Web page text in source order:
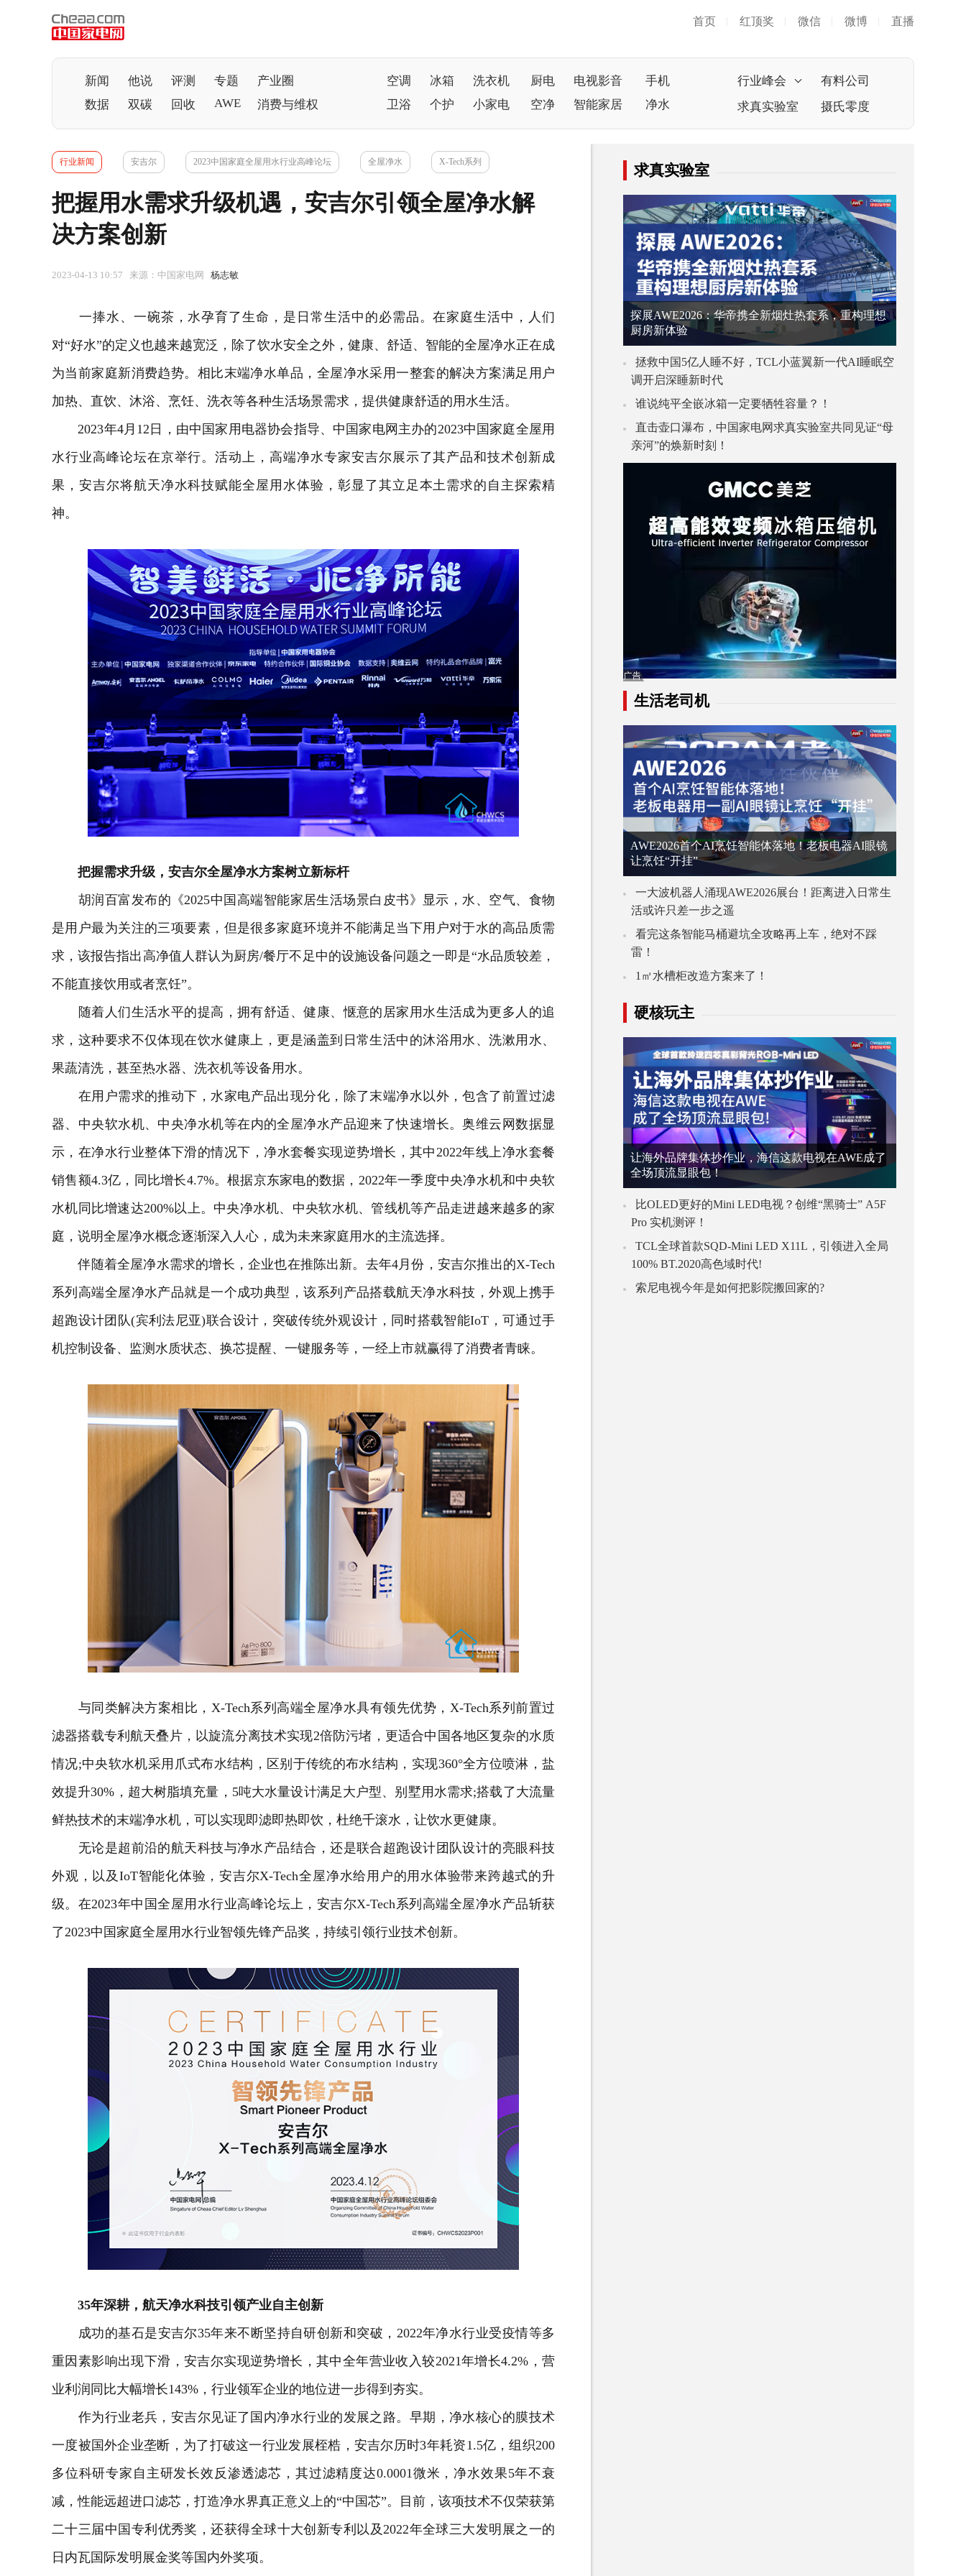
首页 红顶奖 微信 微博 直播
新闻 他说 评测 专题
产业圈
数据
双碳 回收 AWE 消费与维权
空调 冰箱 洗衣机 厨电 电视影音
手机
卫浴
个护 小家电 空净 智能家居 净水
行业峰会
有料公司
求真实验室
摄氏零度
行业新闻 安吉尔 2023中国家庭全屋用水行业高峰论坛 全屋净水 X-Tech系列
把握用水需求升级机遇，安吉尔引领全屋净水解
决方案创新
2023-04-13 10:57 来源：中国家电网 杨志敏
一捧水、一碗茶，水孕育了生命，是日常生活中的必需品。在家庭生活中，人们
对“好水”的定义也越来越宽泛，除了饮水安全之外，健康、舒适、智能的全屋净水正在成
为当前家庭新消费趋势。相比末端净水单品，全屋净水采用一整套的解决方案满足用户
加热、直饮、沐浴、烹饪、洗衣等各种生活场景需求，提供健康舒适的用水生活。
2023年4月12日，由中国家用 电器协会指导、 中国家电网 主办的2023中国家庭全屋用
水行业高峰论坛在京举行。活动上，高端净水专家安吉尔展示了其产品和技术创新成
果，安吉尔将航天净水科技赋能全屋用水体验，彰显了其立足本土需求的自主探索精
神。
把握需求升级，安吉尔全屋净水方案树立新标杆
胡润百富发布的《2025中国高端智能家居生活场景白皮书》显示，水、空气、食物
是用户最为关注的三项要素，但是很多家庭环境并不能满足当下用户对于水的高品质需
求，该报告指出高净值人群认为厨房/餐厅不足中的设施设备问题之一即是“水品质较差，
不能直接饮用或者烹饪”。
随着人们生活水平的提高，拥有舒适、健康、惬意的居家用水生活成为更多人的追
求，这种要求不仅体现在饮水健康上，更是涵盖到日常生活中的沐浴用水、洗漱用水、
果蔬清洗，甚至热水器、 洗衣机等设备用水。
在用户需求的推动下，水家电产品出现分化，除了末端净水以外，包含了前置过滤
器、中央软水机、中央净水机等在内的全屋净水产品迎来了快速增长。奥维云网数据显
示，在净水行业整体下滑的情况下，净水套餐实现逆势增长，其中2022年线上净水套餐
销售额4.3亿，同比增长4.7%。根据京东家电的数据，2022年一季度中央净水机和中央软
水机同比增速达200%以上。中央净水机、中央软水机、管线机等产品走进越来越多的家
庭，说明全屋净水概念逐渐深入人心，成为未来家庭用水的主流选择。
伴随着全屋净水需求的增长，企业也在推陈出新。去年4月份，安吉尔推出的X-Tech
系列高端全屋净水产品就是一个成功典型，该系列产品搭载航天净水科技，外观上携手
超跑设计团队(宾利法尼亚)联合设计，突破传统外观设计，同时搭载智能IoT，可通过手
机控制设备、监测水质状态、换芯提醒、一键服务等，一经上市就赢得了消费者青睐。
与同类解决方案相比，X-Tech系列高端全屋净水具有领先优势，X-Tech系列前置过
滤器搭载专利航天叠片，以旋流分离技术实现2倍防污堵，更适合中国各地区复杂的水质
情况;中央软水机采用爪式布水结构，区别于传统的布水结构，实现360°全方位喷淋，盐
效提升30%，超大树脂填充量，5吨大水量设计满足大户型、别墅用水需求;搭载了大流量
鲜热技术的末端净水机，可以实现即滤即热即饮，杜绝千滚水，让饮水更健康。
无论是超前沿的航天科技与净水产品结合，还是联合超跑设计团队设计的亮眼科技
外观，以及IoT智能化体验，安吉尔X-Tech全屋净水给用户的用水体验带来跨越式的升
级。在2023年中国全屋用水行业高峰论坛上，安吉尔X-Tech系列高端全屋净水产品斩获
了2023中国家庭全屋用水行业智领先锋产品奖，持续引领行业技术创新。
35年深耕，航天净水科技引领产业自主创新
成功的基石是安吉尔35年来不断坚持自研创新和突破，2022年净水行业受疫情等多
重因素影响出现下滑，安吉尔实现逆势增长，其中全年营业收入较2021年增长4.2%，营
业利润同比大幅增长143%，行业领军企业的地位进一步得到夯实。
作为行业老兵，安吉尔见证了国内净水行业的发展之路。早期，净水核心的膜技术
一度被国外企业垄断，为了打破这一行业发展桎梏，安吉尔历时3年耗资1.5亿，组织200
多位科研专家自主研发长效反渗透滤芯，其过滤精度达0.0001微米，净水效果5年不衰
减，性能远超进口滤芯，打造净水界真正意义上的“中国芯”。目前，该项技术不仅荣获第
二十三届中国专利优秀奖，还获得全球十大创新专利以及2022年全球三大发明展之一的
日内瓦国际发明展金奖等国内外奖项。
求真实验室
探展AWE2026：华帝携全新烟灶热套系，重构理想
厨房新体验
拯救中国5亿人睡不好，TCL小蓝翼新一代AI睡眠空
调开启深睡新时代
谁说纯平全嵌冰箱一定要牺牲容量？！
直击壶口瀑布，中国家电网求真实验室共同见证“母
亲河”的焕新时刻！
生活老司机
AWE2026首个AI烹饪智能体落地！老板电器AI眼镜
让烹饪“开挂”
一大波机器人涌现AWE2026展台！距离进入日常生
活或许只差一步之遥
看完这条智能马桶避坑全攻略再上车，绝对不踩
雷！
1㎡水槽柜改造方案来了！
硬核玩主
让海外品牌集体抄作业，海信这款电视在AWE成了
全场顶流显眼包！
比OLED更好的Mini LED电视？创维“黑骑士” A5F
Pro 实机测评！
TCL全球首款SQD-Mini LED X11L，引领进入全局
100% BT.2020高色域时代!
索尼电视今年是如何把影院搬回家的?